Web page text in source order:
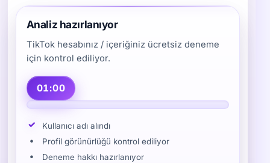
Analiz hazırlanıyor
TikTok hesabınız / içeriğiniz ücretsiz deneme
için kontrol ediliyor.
01:00
✓ Kullanıcı adı alındı
• Profil görünürlüğü kontrol ediliyor
• Deneme hakkı hazırlanıyor